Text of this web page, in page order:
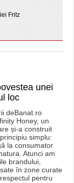
Fritz
unei
loc
deBanat.ro
Honey, un
și-a construit
simplu:
la consumator
Atunci am
brandului,
în zone curate
pentru